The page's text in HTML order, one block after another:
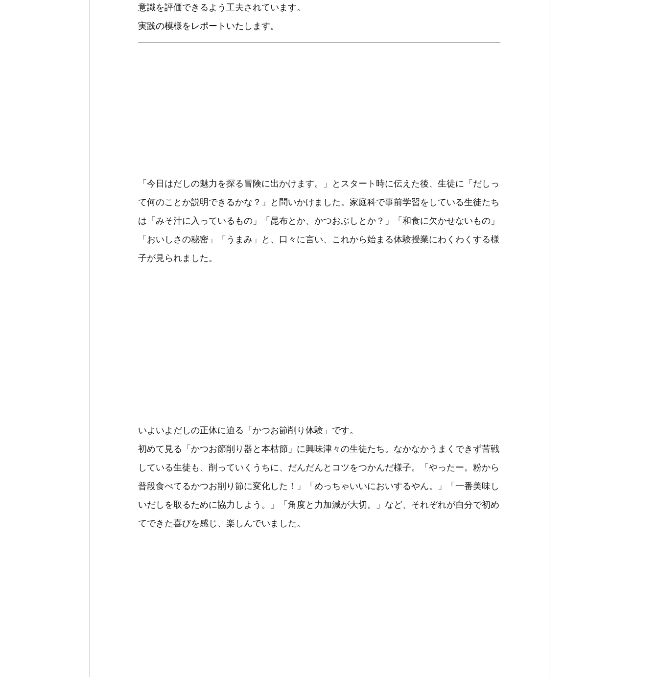
意識を評価できるよう工夫されています。
実践の模様をレポートいたします。
「今日はだしの魅力を探る冒険に出かけます。」とスタート時に伝えた後、生徒に「だしっ
て何のことか説明できるかな？」と問いかけました。家庭科で事前学習をしている生徒たち
は「みそ汁に入っているもの」「昆布とか、かつおぶしとか？」「和食に欠かせないもの」
「おいしさの秘密」「うまみ」と、口々に言い、これから始まる体験授業にわくわくする様
子が見られました。
いよいよだしの正体に迫る「かつお節削り体験」です。
初めて見る「かつお節削り器と本枯節」に興味津々の生徒たち。なかなかうまくできず苦戦
している生徒も、削っていくうちに、だんだんとコツをつかんだ様子。「やったー。粉から
普段食べてるかつお削り節に変化した！」「めっちゃいいにおいするやん。」「一番美味し
いだしを取るために協力しよう。」「角度と力加減が大切。」など、それぞれが自分で初め
てできた喜びを感じ、楽しんでいました。